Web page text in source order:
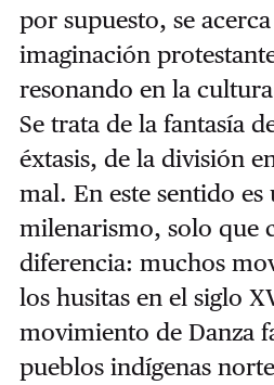
por supuesto, se
imaginación
resonando en la
Se trata de la fantasía
éxtasis, de la división
mal. En este sentido
milenarismo, solo que
diferencia: muchos
los husitas en el siglo
movimiento de Danza
pueblos indígenas